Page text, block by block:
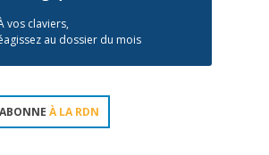
vos claviers,
au dossier du mois
À LA RDN